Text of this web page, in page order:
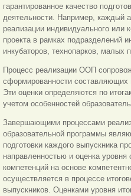
гарантированное качество
деятельности. Например, каждый
реализации индивидуального или
проекта в рамках подразделений
инкубаторов, технопарков, малых
Процесс реализации ООП
сформированности составляющих
Эти оценки определяются по
учетом особенностей
Завершающими процессами
образовательной программы
подготовки каждого выпускника
направленностью и оценка
компетенций на основе компе
осуществляется в процессе
выпускников. Оценками уровня